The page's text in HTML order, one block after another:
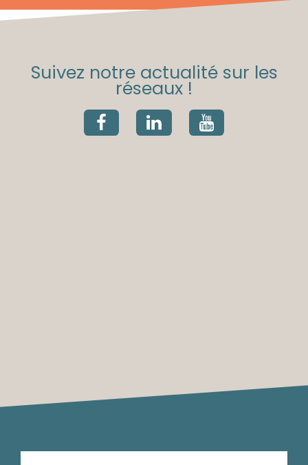
Suivez notre actualité sur les
réseaux !